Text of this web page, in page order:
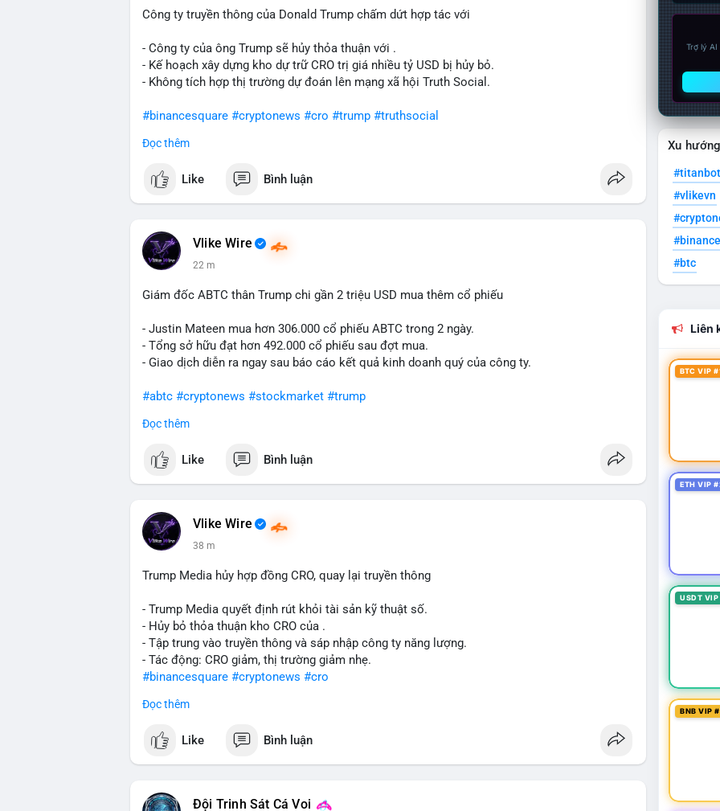
Công ty truyền thông của Donald Trump chấm dứt hợp tác với
- Công ty của ông Trump sẽ hủy thỏa thuận với .
- Kế hoạch xây dựng kho dự trữ CRO trị giá nhiều tỷ USD bị hủy bỏ.
- Không tích hợp thị trường dự đoán lên mạng xã hội Truth Social.
#binancesquare #cryptonews #cro #trump #truthsocial
$cro
#vlikevn #titanbot
Đọc thêm
Like Bình luận
Vlike Wire
22 m
Giám đốc ABTC thân Trump chi gần 2 triệu USD mua thêm cổ phiếu
- Justin Mateen mua hơn 306.000 cổ phiếu ABTC trong 2 ngày.
- Tổng sở hữu đạt hơn 492.000 cổ phiếu sau đợt mua.
- Giao dịch diễn ra ngay sau báo cáo kết quả kinh doanh quý của công ty.
#abtc #cryptonews #stockmarket #trump
$btc $eth
#vlikevn #titanbot
Đọc thêm
Like Bình luận
Vlike Wire
38 m
Trump Media hủy hợp đồng CRO, quay lại truyền thông
- Trump Media quyết định rút khỏi tài sản kỹ thuật số.
- Hủy bỏ thỏa thuận kho CRO của .
- Tập trung vào truyền thông và sáp nhập công ty năng lượng.
- Tác động: CRO giảm, thị trường giảm nhẹ.
#binancesquare #cryptonews #cro
$cro
#vlikevn #titanbot
Đọc thêm
Like Bình luận
Đội Trinh Sát Cá Voi
Trợ lý
Xu
#titanbot
#vlikevn
#btc
Liên
BTC VIP
ETH VIP
USDT
BNB VIP